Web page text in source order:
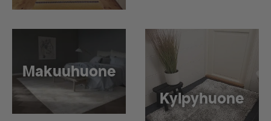
Makuuhuone
Kylpyhuone